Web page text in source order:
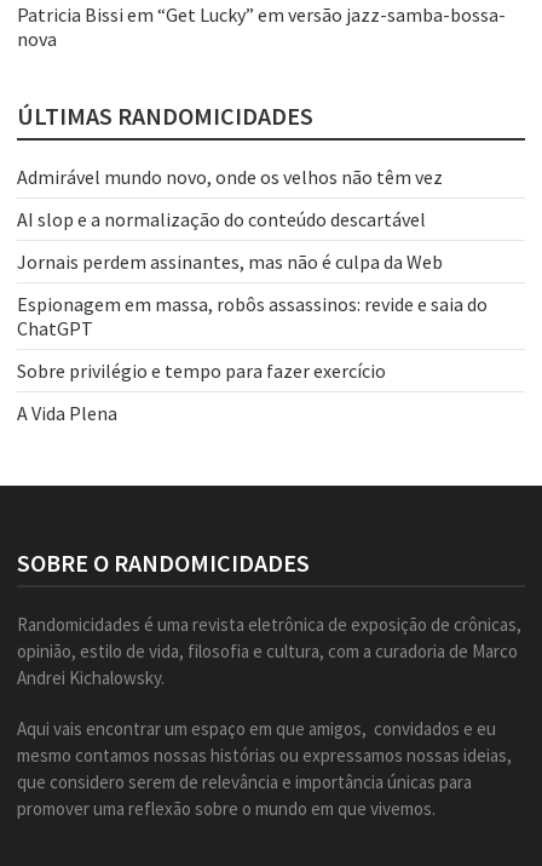
Patricia Bissi em “Get Lucky” em versão jazz-samba-bossa-
nova
ÚLTIMAS RANDOMICIDADES
Admirável mundo novo, onde os velhos não têm vez
AI slop e a normalização do conteúdo descartável
Jornais perdem assinantes, mas não é culpa da Web
Espionagem em massa, robôs assassinos: revide e saia do
ChatGPT
Sobre privilégio e tempo para fazer exercício
A Vida Plena
SOBRE O RANDOMICIDADES
Randomicidades é uma revista eletrônica de exposição de crônicas,
opinião, estilo de vida, filosofia e cultura, com a curadoria de Marco
Andrei Kichalowsky.
Aqui vais encontrar um espaço em que amigos, convidados e eu
mesmo contamos nossas histórias ou expressamos nossas ideias,
que considero serem de relevância e importância únicas para
promover uma reflexão sobre o mundo em que vivemos.